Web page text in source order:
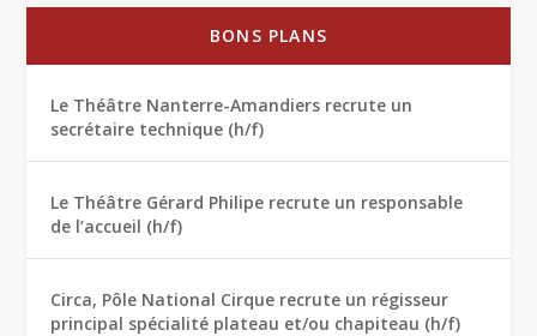
BONS PLANS
Le Théâtre Nanterre-Amandiers recrute un
secrétaire technique (h/f)
Le Théâtre Gérard Philipe recrute un responsable
de l’accueil (h/f)
Circa, Pôle National Cirque recrute un régisseur
principal spécialité plateau et/ou chapiteau (h/f)